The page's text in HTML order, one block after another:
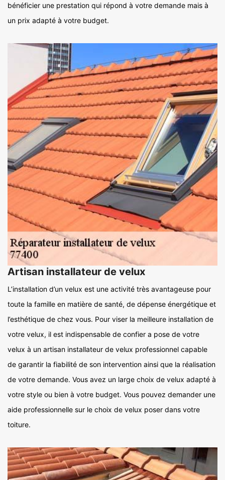
bénéficier une prestation qui répond à votre demande mais à
un prix adapté à votre budget.
Artisan installateur de velux
L’installation d’un velux est une activité très avantageuse pour
toute la famille en matière de santé, de dépense énergétique et
l’esthétique de chez vous. Pour viser la meilleure installation de
votre velux, il est indispensable de confier a pose de votre
velux à un artisan installateur de velux professionnel capable
de garantir la fiabilité de son intervention ainsi que la réalisation
de votre demande. Vous avez un large choix de velux adapté à
votre style ou bien à votre budget. Vous pouvez demander une
aide professionnelle sur le choix de velux poser dans votre
toiture.